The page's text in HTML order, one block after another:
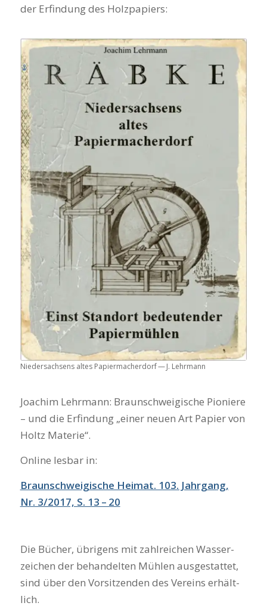
der Erfin­dung des Holz­pa­piers:
Nie­der­sach­sens altes Papier­ma­cher­dorf — J. Lehr­mann
Joa­chim Lehr­mann: Braun­schwei­gi­sche Pio­nie­re
– und die Erfin­dung „einer neu­en Art Papier von
Holtz Mate­rie“.
Online les­bar in:
Braun­schwei­gi­sche Hei­mat. 103. Jahr­gang,
Nr. 3/2017, S. 13 – 20
Die Bücher, übri­gens mit zahl­rei­chen Was­ser­
zei­chen der behan­del­ten Müh­len aus­ge­stat­tet,
sind über den Vor­sit­zen­den des Ver­eins erhält­
lich.